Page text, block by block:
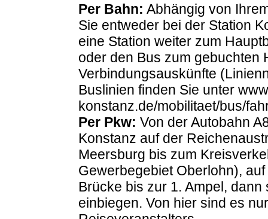
Per Bahn: Abhängig von
Sie entweder bei der Station
eine Station weiter zum
oder den Bus zum gebuchten
Verbindungsauskünfte
Buslinien finden Sie unter
konstanz.de/mobilitaet/bus/
Per Pkw: Von der Autobahn
Konstanz auf der
Meersburg bis zum
Gewerbegebiet Oberlohn),
Brücke bis zur 1. Ampel,
einbiegen. Von hier sind es